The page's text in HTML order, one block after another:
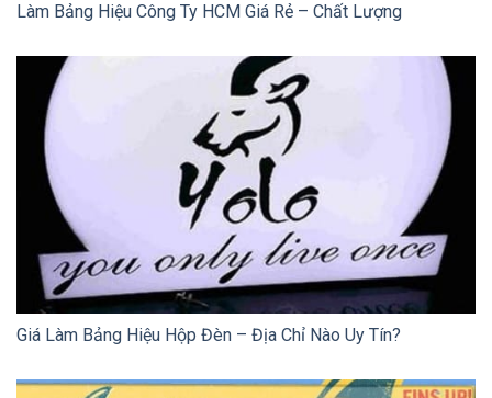
Làm Bảng Hiệu Công Ty HCM Giá Rẻ – Chất Lượng
Giá Làm Bảng Hiệu Hộp Đèn – Địa Chỉ Nào Uy Tín?